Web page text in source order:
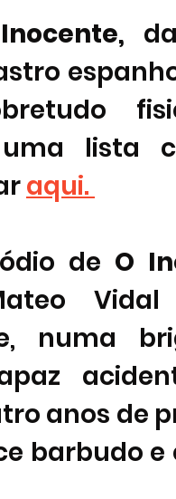
da
lista
aqui.
de O
numa
anos de
barbudo